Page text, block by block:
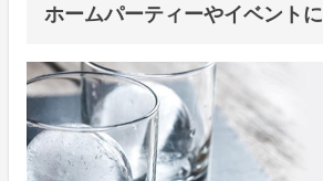
ホームパーティーやイベントに